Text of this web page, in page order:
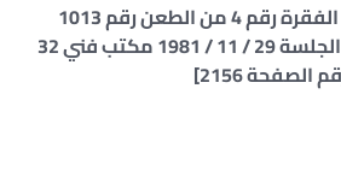
[النقض المدني – الفقرة رقم 4 من الطعن رقم 1013
لسنــة 48 ق – تاريخ الجلسة 29 / 11 / 1981 مكتب فني 32
الصفحة 2156]